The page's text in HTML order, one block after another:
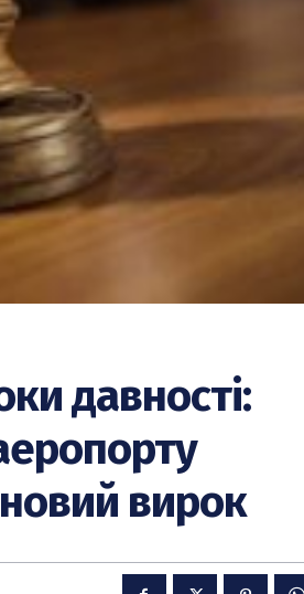
давності:
вирок